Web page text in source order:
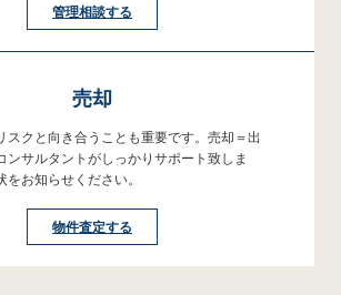
管理相談する
売却
スクと向き合うことも重要です。売却＝出
ンサルタントがしっかりサポート致しま
お知らせください。
物件査定する